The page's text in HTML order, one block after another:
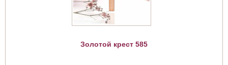
Золотой крест 585